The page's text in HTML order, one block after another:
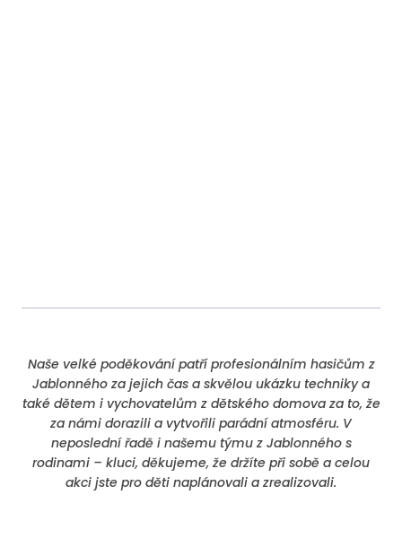
Naše velké poděkování patří profesionálním hasičům z
Jablonného za jejich čas a skvělou ukázku techniky a
také dětem i vychovatelům z dětského domova za to, že
za námi dorazili a vytvořili parádní atmosféru. V
neposlední řadě i našemu týmu z Jablonného s
rodinami – kluci, děkujeme, že držíte při sobě a celou
akci jste pro děti naplánovali a zrealizovali.